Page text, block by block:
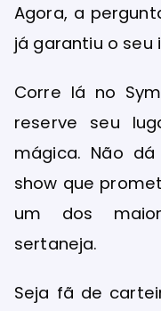
Agora, a
já garantiu o seu
Corre lá no
reserve seu
mágica. Não
show que
um dos
sertaneja.
Seja fã de